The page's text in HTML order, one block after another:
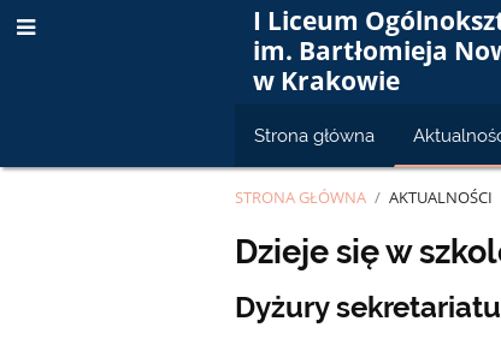
I Liceum
im. Bartłomieja
w Krakowie
Strona główna
STRONA GŁÓWNA / AKTUALNOŚCI
Aktualności
Dzieje się w
Dyżury